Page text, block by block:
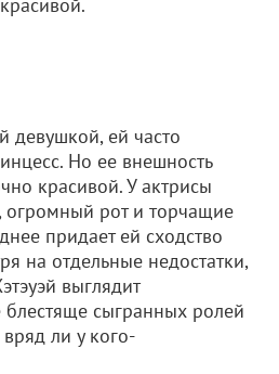
девушкой, ей часто
Но ее внешность
красивой. У актрисы
огромный рот и торчащие
придает ей сходство
на отдельные недостатки,
выглядит
сыгранных ролей
ли у кого-